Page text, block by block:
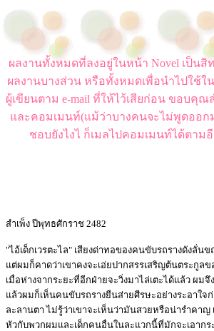
ผลงานทั้งหมดที่ลงอยู่ในหน้า Novel เป็น
ผลงานบางส่วน หรือทั้งหมดเพื่อนำไปใช้
ผู้เขียนตาม e-mail ที่ให้ไว้เสียก่อน ขอบคุ
และคอมเมนท์(แม้ว่าบางคนจะไม่พูดออ
ชอบยังไงไ ก็เมลไปคอมเมนท์ได้ตา
สำเพ็ง ปีพุทธศักราช 2482
"ไอ้เด็กเวรตะไล" เสียงด่าทอของคนขับรถรางดังลั่
แต่ผมก็คาดว่าเขาคงจะเอ่ยปากสรรเสริญต้นตระกูล
เมื่อห่างจากระยะที่อีกฝ่ายจะวิ่งมาไล่เตะได้แล้ว ผ
แล้วผมก็เห็นคนขับรถรางยืนส่ายศีรษะอย่างระอาใ
ละลานตา ไม่รู้ว่าเขาจะเห็นว่ามันสวยหรือน่ารำคา
หัวกับพวกผมและเด็กคนอื่นในละแวกนี้ที่มักจะเอากร